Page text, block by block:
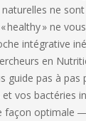
ne
healthy » ne
intégrative
en
guide pas à pas
vos bactéries
façon optimale